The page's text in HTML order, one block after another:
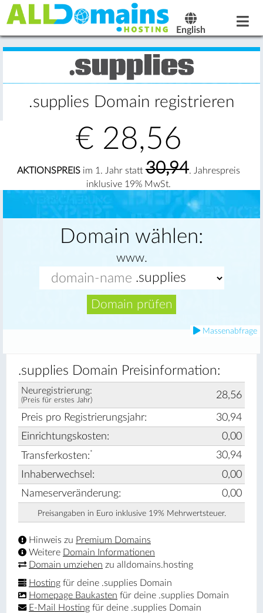
English
.supplies Domain registrieren
€ 28,56
AKTIONSPREIS im 1. Jahr statt 30,94. Jahrespreis
inklusive 19% MwSt.
Domain wählen:
www.
Domain prüfen
Massenabfrage
.supplies Domain Preisinformation:
Neuregistrierung:
(Preis für erstes Jahr) 28,56
Preis pro Registrierungsjahr:
30,94
Einrichtungskosten:
0,00
Transferkosten:*
30,94
Inhaberwechsel:
0,00
Nameserveränderung:
0,00
Preisangaben in Euro inklusive 19% Mehrwertsteuer.
Hinweis zu Premium Domains
Weitere Domain Informationen
Domain umziehen zu alldomains.hosting
Hosting für deine .supplies Domain
Homepage Baukasten für deine .supplies Domain
E-Mail Hosting für deine .supplies Domain